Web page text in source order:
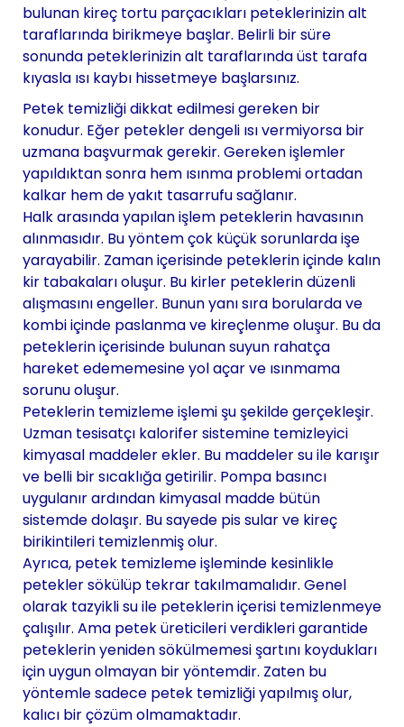
bulunan kireç tortu parçacıkları peteklerinizin alt
taraflarında birikmeye başlar. Belirli bir süre
sonunda peteklerinizin alt taraflarında üst tarafa
kıyasla ısı kaybı hissetmeye başlarsınız.
Petek temizliği dikkat edilmesi gereken bir
konudur. Eğer petekler dengeli ısı vermiyorsa bir
uzmana başvurmak gerekir. Gereken işlemler
yapıldıktan sonra hem ısınma problemi ortadan
kalkar hem de yakıt tasarrufu sağlanır.
Halk arasında yapılan işlem peteklerin havasının
alınmasıdır. Bu yöntem çok küçük sorunlarda işe
yarayabilir. Zaman içerisinde peteklerin içinde kalın
kir tabakaları oluşur. Bu kirler peteklerin düzenli
alışmasını engeller. Bunun yanı sıra borularda ve
kombi içinde paslanma ve kireçlenme oluşur. Bu da
peteklerin içerisinde bulunan suyun rahatça
hareket edememesine yol açar ve ısınmama
sorunu oluşur.
Peteklerin temizleme işlemi şu şekilde gerçekleşir.
Uzman tesisatçı kalorifer sistemine temizleyici
kimyasal maddeler ekler. Bu maddeler su ile karışır
ve belli bir sıcaklığa getirilir. Pompa basıncı
uygulanır ardından kimyasal madde bütün
sistemde dolaşır. Bu sayede pis sular ve kireç
birikintileri temizlenmiş olur.
Ayrıca, petek temizleme işleminde kesinlikle
petekler sökülüp tekrar takılmamalıdır. Genel
olarak tazyikli su ile peteklerin içerisi temizlenmeye
çalışılır. Ama petek üreticileri verdikleri garantide
peteklerin yeniden sökülmemesi şartını koydukları
için uygun olmayan bir yöntemdir. Zaten bu
yöntemle sadece petek temizliği yapılmış olur,
kalıcı bir çözüm olmamaktadır.